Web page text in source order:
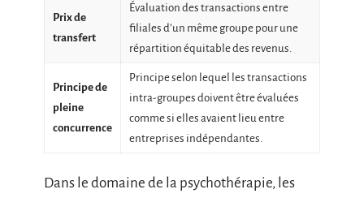
Prix de
transfert
Évaluation des transactions entre
filiales d’un même groupe pour une
répartition équitable des revenus.
Principe de
pleine
concurrence
Principe selon lequel les transactions
intra-groupes doivent être évaluées
comme si elles avaient lieu entre
entreprises indépendantes.
Dans le domaine de la psychothérapie, les